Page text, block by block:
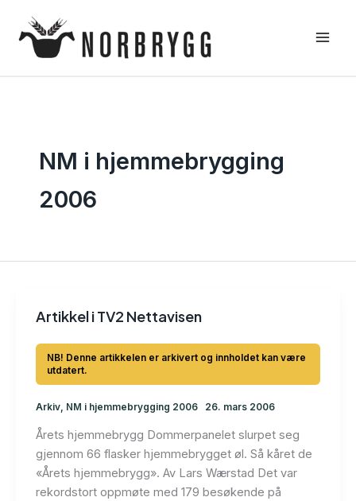
rett
NM i hjemmebrygging
2006
Artikkel i TV2 Nettavisen
Arkiv, NM i hjemmebrygging 2006 26. mars 2006
Årets hjemmebrygg Dommerpanelet slurpet seg
gjennom 66 flasker hjemmebrygget øl. Så kåret de
«Årets hjemmebrygg». Av Lars Wærstad Det var
rekordstort oppmøte med 179 besøkende på